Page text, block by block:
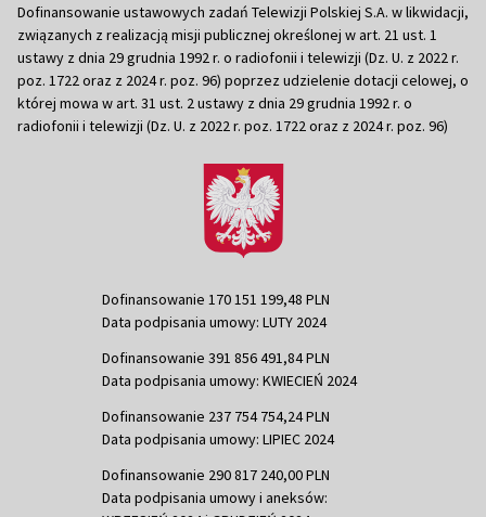
Dofinansowanie ustawowych zadań Telewizji Polskiej S.A. w likwidacji,
związanych z realizacją misji publicznej określonej w art. 21 ust. 1
ustawy z dnia 29 grudnia 1992 r. o radiofonii i telewizji (Dz. U. z 2022 r.
poz. 1722 oraz z 2024 r. poz. 96) poprzez udzielenie dotacji celowej, o
której mowa w art. 31 ust. 2 ustawy z dnia 29 grudnia 1992 r. o
radiofonii i telewizji (Dz. U. z 2022 r. poz. 1722 oraz z 2024 r. poz. 96)
Dofinansowanie 170 151 199,48 PLN
Data podpisania umowy: LUTY 2024
Dofinansowanie 391 856 491,84 PLN
Data podpisania umowy: KWIECIEŃ 2024
Dofinansowanie 237 754 754,24 PLN
Data podpisania umowy: LIPIEC 2024
Dofinansowanie 290 817 240,00 PLN
Data podpisania umowy i aneksów: